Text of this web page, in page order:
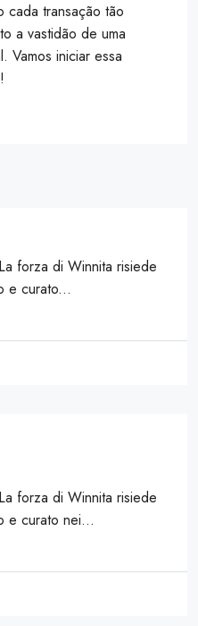
cada transação tão
a vastidão de uma
Vamos iniciar essa
forza di Winnita risiede
e curato...
forza di Winnita risiede
e curato nei...